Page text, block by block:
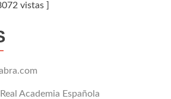
vistas ]
Academia Española